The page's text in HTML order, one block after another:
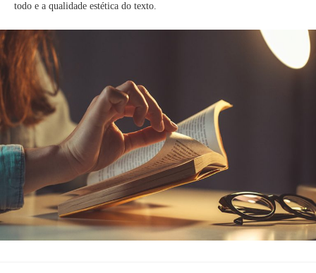
todo e a qualidade estética do texto.